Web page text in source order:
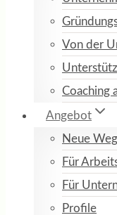
Von der
Coaching
Angebot
Neue
Für
Für
Profile